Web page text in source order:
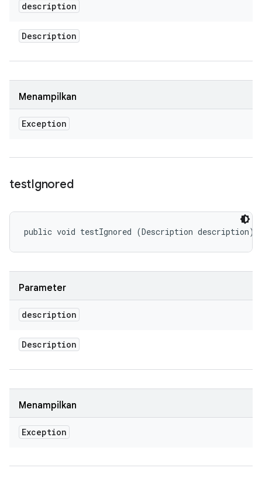
description
Description
Menampilkan
Exception
testIgnored
public void testIgnored (Description description)
Parameter
description
Description
Menampilkan
Exception